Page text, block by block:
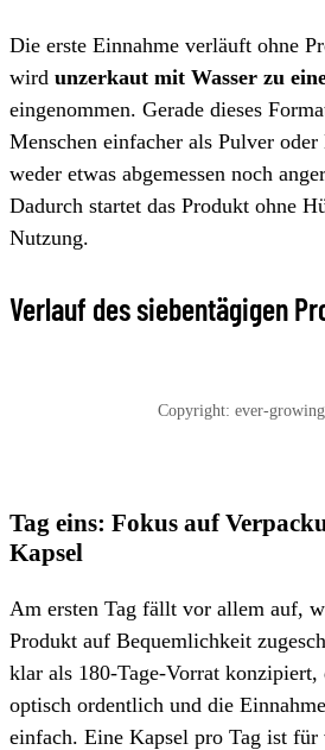
Die erste Einnahme verläuft ohne
wird unzerkaut mit Wasser zu
eingenommen. Gerade dieses
Menschen einfacher als Pulver
weder etwas abgemessen noch
Dadurch startet das Produkt ohne
Nutzung.
Verlauf des siebentägigen
Copyright: ever-
Tag eins: Fokus auf
Kapsel
Am ersten Tag fällt vor allem auf,
Produkt auf Bequemlichkeit
klar als 180-Tage-Vorrat
optisch ordentlich und die
einfach. Eine Kapsel pro Tag ist für